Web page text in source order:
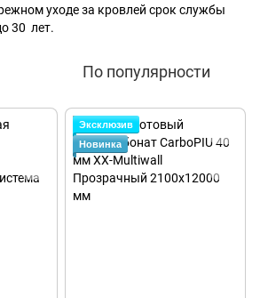
уходе за кровлей срок службы
30 лет.
По популярности
Эксклюзив
Новинка